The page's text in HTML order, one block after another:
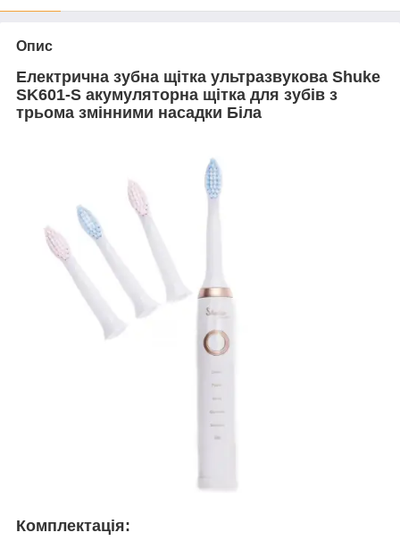
Опис
Електрична зубна щітка ультразвукова Shuke
SK601-S акумуляторна щітка для зубів з
трьома змінними насадки Біла
Комплектація: